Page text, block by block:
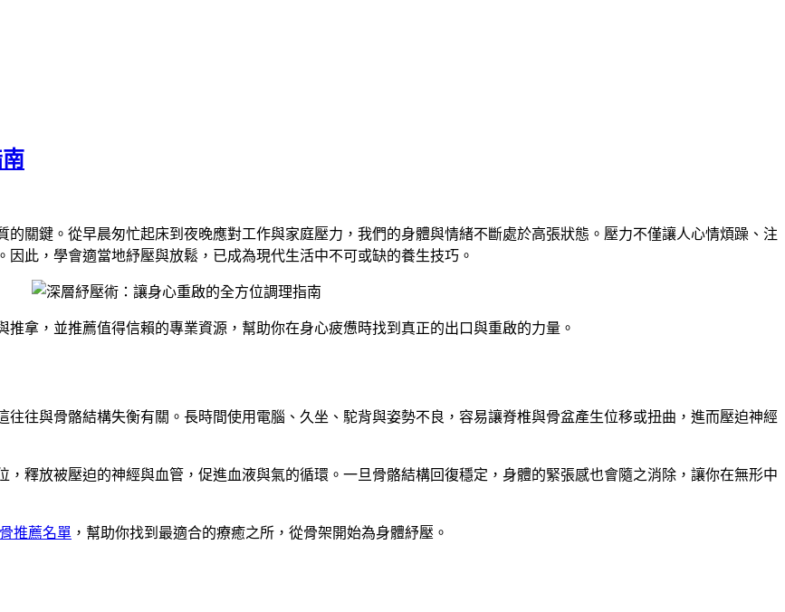
關鍵。從早晨匆忙起床到夜晚應對工作與家庭壓力，我們的身體與情緒不斷處於高張狀態。壓力不僅讓人心情煩躁、注
此，學會適當地紓壓與放鬆，已成為現代生活中不可或缺的養生技巧。
拿，並推薦值得信賴的專業資源，幫助你在身心疲憊時找到真正的出口與重啟的力量。
往與骨骼結構失衡有關。長時間使用電腦、久坐、駝背與姿勢不良，容易讓脊椎與骨盆產生位移或扭曲，進而壓迫神經
釋放被壓迫的神經與血管，促進血液與氣的循環。一旦骨骼結構回復穩定，身體的緊張感也會隨之消除，讓你在無形中
推薦名單 ，幫助你找到最適合的療癒之所，從骨架開始為身體紓壓。